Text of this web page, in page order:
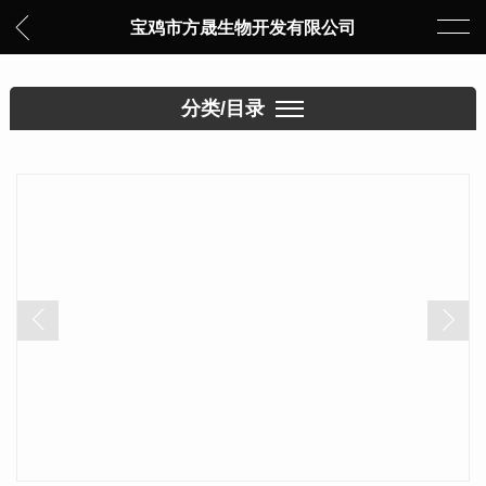
宝鸡市方晟生物开发有限公司
分类/目录